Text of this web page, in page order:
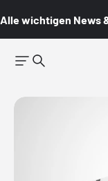
Alle wichtigen News